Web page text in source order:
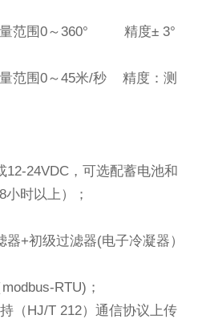
量范围0～360° 精度± 3°
范围0～45米/秒 精度：测
24VDC，可选配蓄电池和
时以上）；
+初级过滤器(电子冷凝器）
RTU)；
（HJ/T 212）通信协议上传